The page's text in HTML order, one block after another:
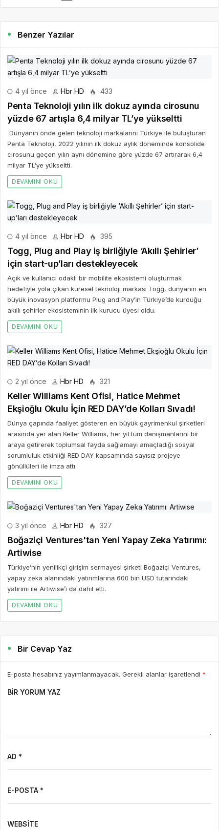
Benzer Yazılar
4 yıl önce Hbr HD 433
Penta Teknoloji yılın ilk dokuz ayında cirosunu
yüzde 67 artışla 6,4 milyar TL’ye yükseltti
Dünyanın önde gelen teknoloji markalarını Türkiye ile buluşturan
Penta Teknoloji, 2022 yılının ilk dokuz aylık döneminde konsolide
cirosunu geçen yılın aynı dönemine göre yüzde 67 artırarak 6,4
milyar TL’ye yükseltti.
DEVAMINI OKU
4 yıl önce Hbr HD 395
Togg, Plug and Play iş birliğiyle ‘Akıllı Şehirler’
için start-up’ları destekleyecek
Açık ve kullanıcı odaklı bir mobilite ekosistemi oluşturmak
hedefiyle yola çıkan küresel teknoloji markası Togg, dünyanın en
büyük inovasyon platformu Plug and Play’in Türkiye’de kurduğu
akıllı şehirler ekosisteminin ilk kurucu üyesi oldu.
DEVAMINI OKU
2 yıl önce Hbr HD 321
Keller Williams Kent Ofisi, Hatice Mehmet
Ekşioğlu Okulu İçin RED DAY’de Kolları Sıvadı!
Dünya çapında faaliyet gösteren en büyük gayrimenkul şirketleri
arasında yer alan Keller Williams, her yıl tüm danışmanlarını bir
araya getirerek toplumsal fayda sağlamayı amaçladığı sosyal
sorumluluk etkinliği RED DAY kapsamında sayısız projeye
gönüllüleri ile imza attı.
DEVAMINI OKU
3 yıl önce Hbr HD 327
Boğaziçi Ventures'tan Yeni Yapay Zeka Yatırımı:
Artiwise
Türkiye’nin yenilikçi girişim sermayesi şirketi Boğaziçi Ventures,
yapay zeka alanındaki yatırımlarına 600 bin USD tutarındaki
yatırımı ile Artiwise’ı da dahil etti.
DEVAMINI OKU
Bir Cevap Yaz
E-posta hesabınız yayımlanmayacak. Gerekli alanlar işaretlendi *
BIR YORUM YAZ
AD *
E-POSTA *
WEBSITE